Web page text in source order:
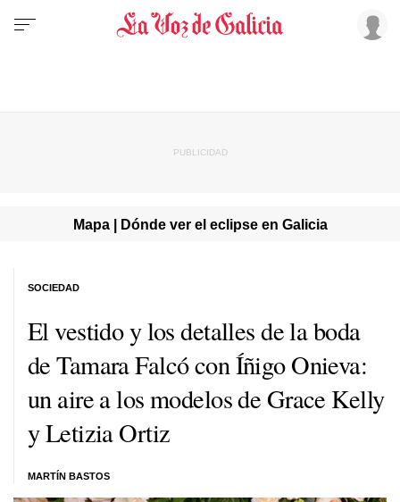
Mapa | Dónde ver el eclipse en Galicia
El vestido y los detalles de la boda
de Tamara Falcó con Íñigo Onieva:
un aire a los modelos de Grace Kelly
y Letizia Ortiz
MARTÍN BASTOS
SOCIEDAD